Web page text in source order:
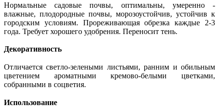
Нормальные садовые почвы, оптимальны, умеренно -
влажные, плодородные почвы, морозоустойчив, устойчив к
городским условиям. Прореживающая обрезка каждые 2-3
года. Требует хорошего удобрения. Переносит тень.
Декоративность
Отличается светло-зелеными листьями, ранним и обильным
цветением ароматными кремово-белыми цветками,
собранными в соцветия.
Использование